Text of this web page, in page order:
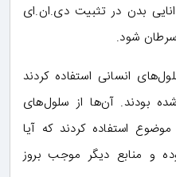
بدن در تثبیت دی‌.ان‌.ای
شود.
انسانی استفاده کردند
بودند. آن‌ها از سلول‌های
استفاده کردند که آیا
و منابع دیگر موجب بروز